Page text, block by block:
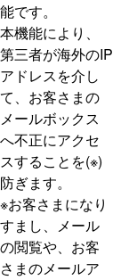
能です。
本機能により、
第三者が海外のIP
アドレスを介し
て、お客さまの
メールボックス
へ不正にアクセ
スすることを(※)
防ぎます。
※お客さまになり
すまし、メール
の閲覧や、お客
さまのメールア